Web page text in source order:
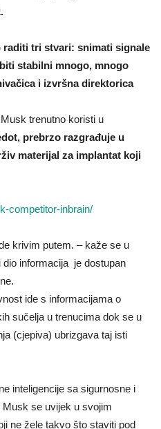
raditi tri stvari: snimati signale
stabilni mnogo, mnogo
i izvršna direktorica
trenutno koristi u
prebrzo razgrađuje u
materijal za implantat koji
competitor-inbrain/
krivim putem. – kaže se u
informacija je dostupan
ide s informacijama o
sučelja u trenucima dok se u
(cjepiva) ubrizgava taj isti
inteligencije sa sigurnosne i
Musk se uvijek u svojim
ne žele takvo što staviti pod